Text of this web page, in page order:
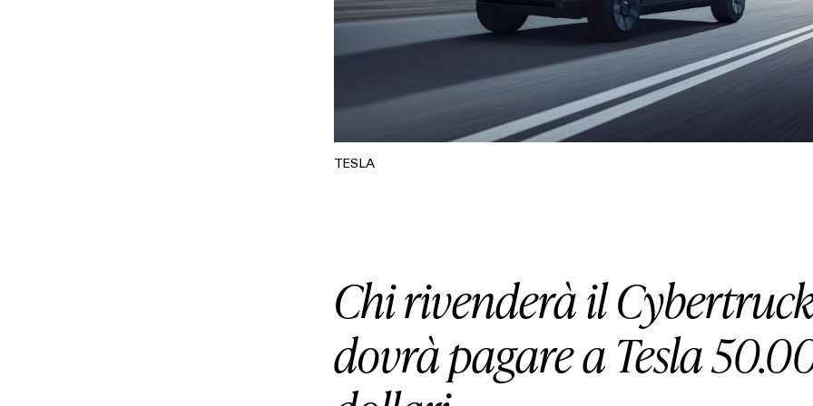
HOUSE
LIFESTYLE
SPORT
TECH
TESLA
Chi rivenderà il
dovrà pagare a Tesla